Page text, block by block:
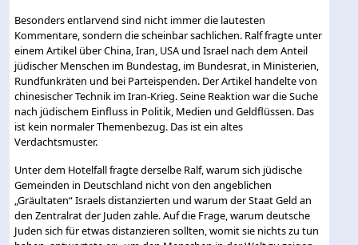
Besonders entlarvend sind nicht immer die lautesten
Kommentare, sondern die scheinbar sachlichen. Ralf fragte unter
einem Artikel über China, Iran, USA und Israel nach dem Anteil
jüdischer Menschen im Bundestag, im Bundesrat, in Ministerien,
Rundfunkräten und bei Parteispenden. Der Artikel handelte von
chinesischer Technik im Iran-Krieg. Seine Reaktion war die Suche
nach jüdischem Einfluss in Politik, Medien und Geldflüssen. Das
ist kein normaler Themenbezug. Das ist ein altes
Verdachtsmuster.
Unter dem Hotelfall fragte derselbe Ralf, warum sich jüdische
Gemeinden in Deutschland nicht von den angeblichen
„Gräultaten“ Israels distanzierten und warum der Staat Geld an
den Zentralrat der Juden zahle. Auf die Frage, warum deutsche
Juden sich für etwas distanzieren sollten, womit sie nichts zu tun